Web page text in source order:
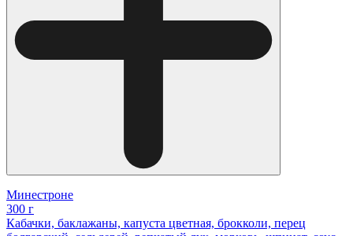
Минестроне
300 г
Кабачки, баклажаны, капуста цветная, брокколи, перец